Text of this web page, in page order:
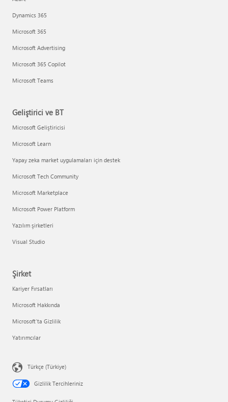
Dynamics 365
Microsoft 365
Microsoft Advertising
Microsoft 365 Copilot
Microsoft Teams
Geliştirici ve BT
Microsoft Geliştiricisi
Microsoft Learn
Yapay zeka market uygulamaları için destek
Microsoft Tech Community
Microsoft Marketplace
Microsoft Power Platform
Yazılım şirketleri
Visual Studio
Şirket
Kariyer Fırsatları
Microsoft Hakkında
Microsoft'ta Gizlilik
Yatırımcılar
Türkçe (Türkiye)
Gizlilik Tercihleriniz